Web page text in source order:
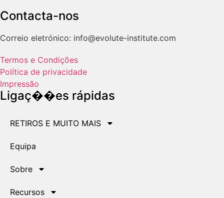
Contacta-nos
Correio eletrónico: info@evolute-institute.com
Termos e Condições
Política de privacidade
Impressão
Ligaç��es rápidas
RETIROS E MUITO MAIS
Equipa
Sobre
Recursos